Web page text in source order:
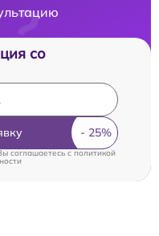
со
соглашаетесь cполитикой